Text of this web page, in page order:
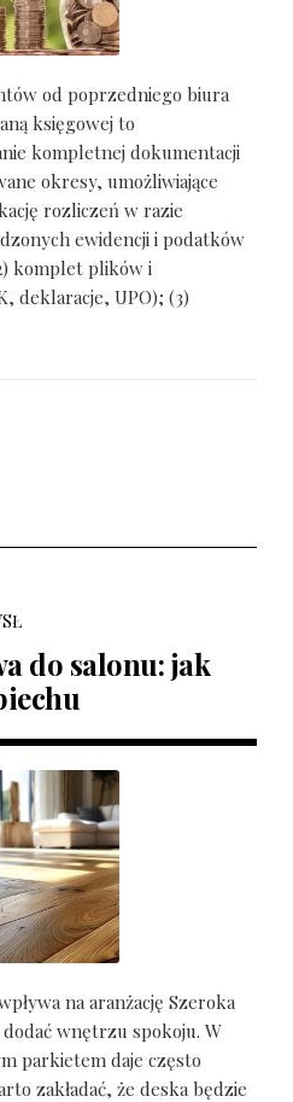
od poprzedniego biura
księgowej to
kompletnej dokumentacji
okresy, umożliwiające
rozliczeń w razie
ewidencji i podatków
komplet plików i
deklaracje, UPO); (3)
do salonu: jak
na aranżację Szeroka
wnętrzu spokoju. W
parkietem daje często
zakładać, że deska będzie